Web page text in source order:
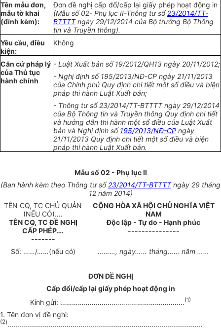
Tên mẫu đơn,
mẫu tờkhai
(đính kèm):
Đơn đề nghị cấp đổ/cấp lại giấy phép hoạt động in
(Mẫu số 02- Phụ lục II-Thông tư số23/2014/TT-
BTTTTngày 29/12/2014 của Bộ trưởng Bộ Thông
tin và Truyền thông).
Yêu cầu, điều
kiện:
Không
Căn cứ pháp lý
của Thủ tục
hành chính
- Luật Xuất bản số 19/2012/QH13 ngày 20/11/2012;
- Nghị định số195/2013/NĐ-CP ngày 21/11/2013
của Chính phủ Quy định chi tiết một số điều và biện
pháp thi hành Luật Xuất bản;
- Thông tư số23/2014/TT-BTTTT ngày 29/12/2014
của Bộ Thông tin và Truyền thông Quy định chi tiết
và hướng dẫn thi hành một số điều của Luật Xuất
bản và Nghị định số 195/2013/NĐ-CP ngày
21/11/2013 Quy định chi tiết một số điều và biện
pháp thi hành Luật Xuất bản.
Mẫu số 02 - Phụ lục II
(Ban hành kèm theo Thông tư số23/2014/TT-BTTTTngày 29 tháng
12 năm 2014)
TÊN CQ, TC CHỦ QUẢN
(NẾU CÓ)….
TÊN CQ, TC ĐỀ NGHỊ
CẤP PHÉP….
-------
CỘNG HÒA XÃ HỘI CHỦ NGHĨA VIỆT
NAM
Độc lập - Tự do - Hạnh phúc
---------------
Số: ……/……(nếu có) ………, ngày…… tháng…… năm ……
ĐƠN ĐỀ NGHỊ
Cấp đổi/cấp lại giấy phép hoạt động in
Kính gửi: ………………………………………………………(1)
1. Tên đơn vị đề nghị:
(2)...................................................................................................